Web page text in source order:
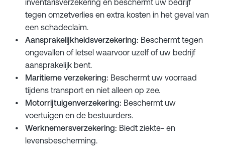
inventarisverzekering en beschermt uw bedrijf
tegen omzetverlies en extra kosten in het geval van
een schadeclaim.
Aansprakelijkheidsverzekering: Beschermt tegen
ongevallen of letsel waarvoor uzelf of uw bedrijf
aansprakelijk bent.
Maritieme verzekering: Beschermt uw voorraad
tijdens transport en niet alleen op zee.
Motorrijtuigenverzekering: Beschermt uw
voertuigen en de bestuurders.
Werknemersverzekering: Biedt ziekte- en
levensbescherming.